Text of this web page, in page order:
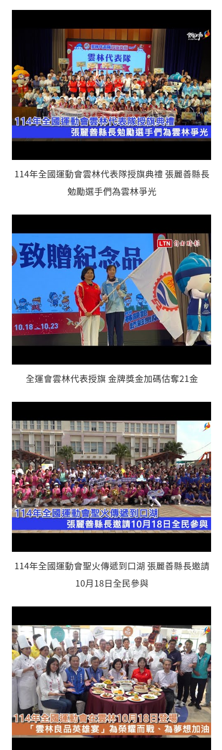
114年全國運動會雲林代表隊授旗典禮 張麗善縣長
勉勵選手們為雲林爭光
全運會雲林代表授旗 金牌獎金加碼估奪21金
114年全國運動會聖火傳遞到口湖 張麗善縣長邀請
10月18日全民參與